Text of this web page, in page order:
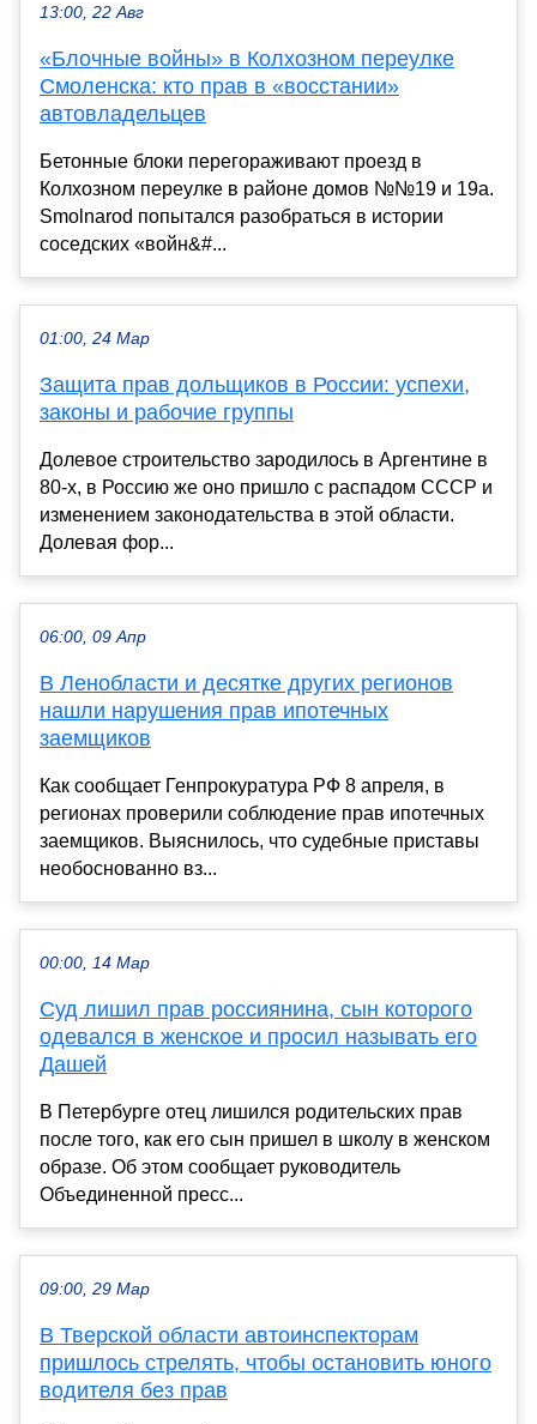
13:00, 22 Авг
«Блочные войны» в Колхозном переулке
Смоленска: кто прав в «восстании»
автовладельцев
Бетонные блоки перегораживают проезд в
Колхозном переулке в районе домов №№19 и 19а.
Smolnarod попытался разобраться в истории
соседских «войн&#...
01:00, 24 Мар
Защита прав дольщиков в России: успехи,
законы и рабочие группы
Долевое строительство зародилось в Аргентине в
80-х, в Россию же оно пришло с распадом СССР и
изменением законодательства в этой области.
Долевая фор...
06:00, 09 Апр
В Ленобласти и десятке других регионов
нашли нарушения прав ипотечных
заемщиков
Как сообщает Генпрокуратура РФ 8 апреля, в
регионах проверили соблюдение прав ипотечных
заемщиков. Выяснилось, что судебные приставы
необоснованно вз...
00:00, 14 Мар
Суд лишил прав россиянина, сын которого
одевался в женское и просил называть его
Дашей
В Петербурге отец лишился родительских прав
после того, как его сын пришел в школу в женском
образе. Об этом сообщает руководитель
Объединенной пресс...
09:00, 29 Мар
В Тверской области автоинспекторам
пришлось стрелять, чтобы остановить юного
водителя без прав